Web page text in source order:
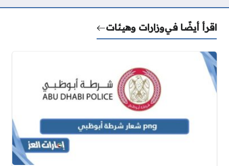
اقرأ أيضًا فيوزارات وهيئات